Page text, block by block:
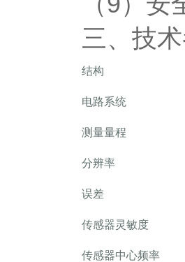
三、技
结构
电路系统
测量量程
分辨率
误差
传感器灵敏度
传感器中心频率